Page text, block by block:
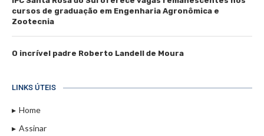
cursos de graduação em Engenharia Agronômica e
Zootecnia
O incrível padre Roberto Landell de Moura
LINKS ÚTEIS
Home
Assinar